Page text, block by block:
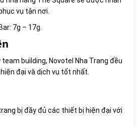
vụ tận nơi.
7g – 17g.
building, Novotel Nha Trang đều
đại và dịch vụ tốt nhất.
bị đầy đủ các thiết bị hiện đại với